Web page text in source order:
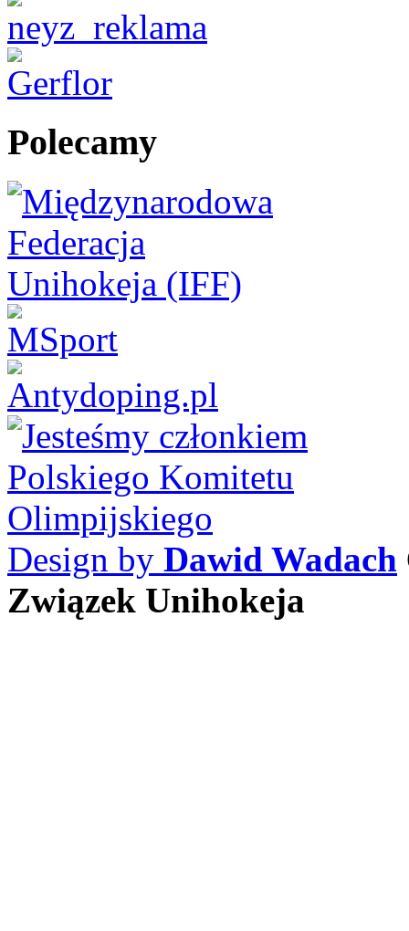
Polecamy
Design by Dawid Wadach
Związek Unihokeja